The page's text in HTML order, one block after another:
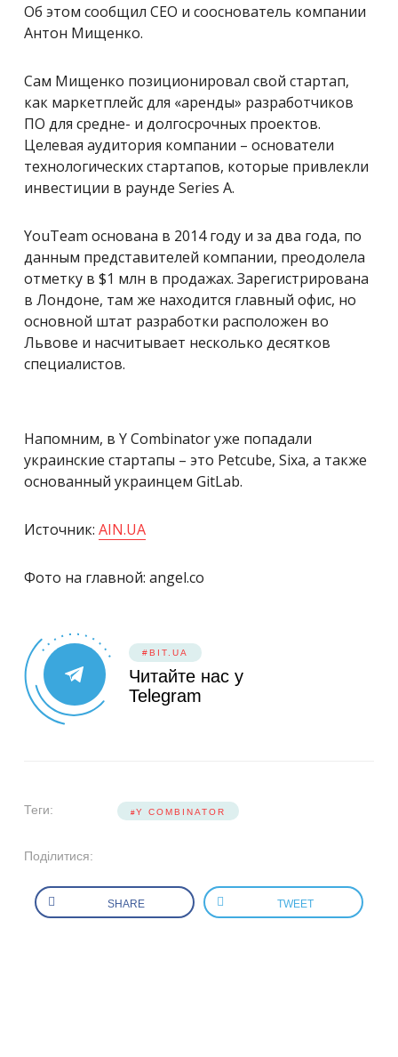
Об этом сообщил СЕО и сооснователь компании
Антон Мищенко.
Сам Мищенко позиционировал свой стартап,
как маркетплейс для «аренды» разработчиков
ПО для средне- и долгосрочных проектов.
Целевая аудитория компании – основатели
технологических стартапов, которые привлекли
инвестиции в раунде Series A.
YouTeam основана в 2014 году и за два года, по
данным представителей компании, преодолела
отметку в $1 млн в продажах. Зарегистрирована
в Лондоне, там же находится главный офис, но
основной штат разработки расположен во
Львове и насчитывает несколько десятков
специалистов.
Напомним, в Y Combinator уже попадали
украинские стартапы – это Petcube, Sixa, а также
основанный украинцем GitLab.
Источник: AIN.UA
Фото на главной: angel.co
#BIT.UA
Читайте нас у
Telegram
Теги: Y COMBINATOR
Поділитися:
SHARE TWEET